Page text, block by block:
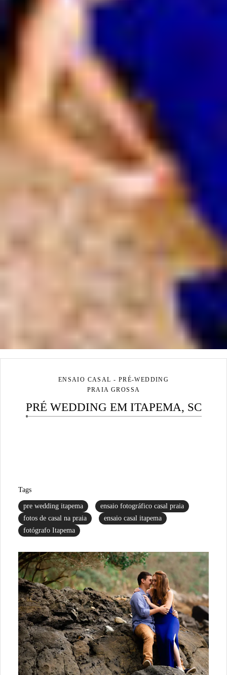
ENSAIO CASAL - PRÉ-WEDDING
PRAIA GROSSA
PRÉ WEDDING EM ITAPEMA, SC
Tags
pre wedding itapema
ensaio fotográfico casal praia
fotos de casal na praia
ensaio casal itapema
fotógrafo Itapema